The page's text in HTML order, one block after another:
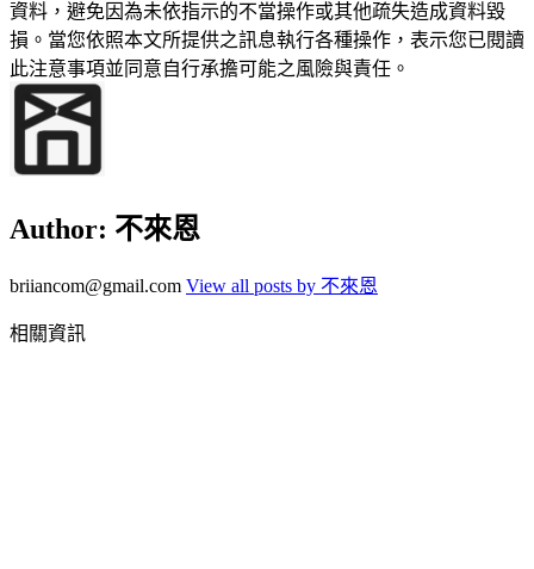
資料，避免因為未依指示的不當操作或其他疏失造成資料毀
損。當您依照本文所提供之訊息執行各種操作，表示您已閱讀
此注意事項並同意自行承擔可能之風險與責任。
Author: 不來恩
briiancom@gmail.com View all posts by 不來恩
相關資訊